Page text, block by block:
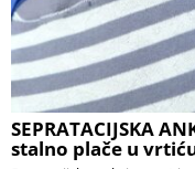
SEPRATACIJSKA
stalno plače u